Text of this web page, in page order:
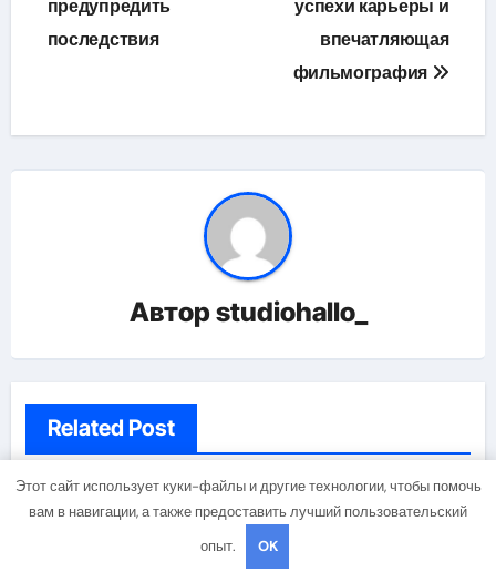
записям
предупредить
последствия
успехи карьеры и
впечатляющая
фильмография
Авторstudiohallo_
Related Post
Uncategorised
Этот сайт использует куки-файлы и другие технологии, чтобы помочь
вам в навигации, а также предоставить лучший пользовательский
опыт.
OK